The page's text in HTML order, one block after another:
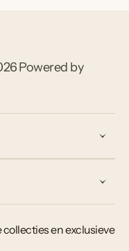
Powered by
en exclusieve